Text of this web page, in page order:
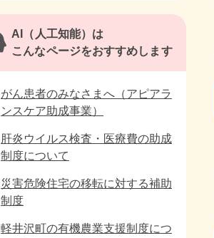
AI（人工知能）は
こんなページをおすすめします
がん患者のみなさまへ（アピアラ
ンスケア助成事業）
肝炎ウイルス検査・医療費の助成
制度について
災害危険住宅の移転に対する補助
制度
軽井沢町の有機農業支援制度につ